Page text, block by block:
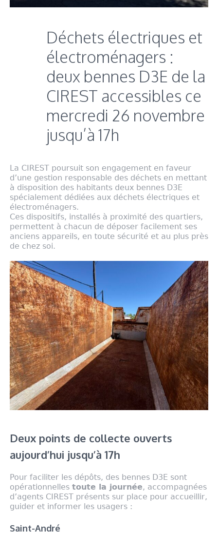
Déchets électriques et
électroménagers :
deux bennes D3E de la
CIREST accessibles ce
mercredi 26 novembre
jusqu’à 17h
La CIREST poursuit son engagement en faveur
d’une gestion responsable des déchets en mettant
à disposition des habitants deux bennes D3E
spécialement dédiées aux déchets électriques et
électroménagers.
Ces dispositifs, installés à proximité des quartiers,
permettent à chacun de déposer facilement ses
anciens appareils, en toute sécurité et au plus près
de chez soi.
Deux points de collecte ouverts
aujourd’hui jusqu’à 17h
Pour faciliter les dépôts, des bennes D3E sont
opérationnelles toute la journée, accompagnées
d’agents CIREST présents sur place pour accueillir,
guider et informer les usagers :
Saint-André